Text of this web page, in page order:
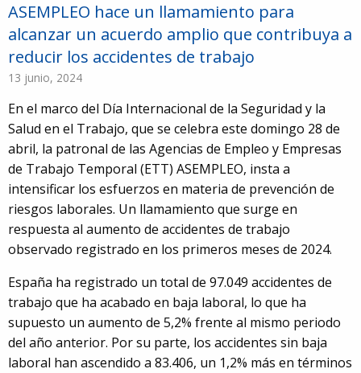
ASEMPLEO hace un llamamiento para
alcanzar un acuerdo amplio que contribuya a
reducir los accidentes de trabajo
13 junio, 2024
En el marco del Día Internacional de la Seguridad y la
Salud en el Trabajo, que se celebra este domingo 28 de
abril, la patronal de las Agencias de Empleo y Empresas
de Trabajo Temporal (ETT) ASEMPLEO, insta a
intensificar los esfuerzos en materia de prevención de
riesgos laborales. Un llamamiento que surge en
respuesta al aumento de accidentes de trabajo
observado registrado en los primeros meses de 2024.
España ha registrado un total de 97.049 accidentes de
trabajo que ha acabado en baja laboral, lo que ha
supuesto un aumento de 5,2% frente al mismo periodo
del año anterior. Por su parte, los accidentes sin baja
laboral han ascendido a 83.406, un 1,2% más en términos